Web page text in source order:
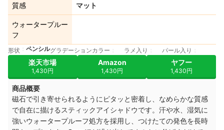
質感 マット
ウォータープルー
フ
形状 ペンシルグラデーションカラー ラメ入り パール入り
楽天市場
1,430円
Amazon
1,430円
ヤフー
1,430円
商品概要
磁石で引き寄せられるようにピタッと密着し、なめらかな質感
で自在に描けるスティックアイシャドウです。汗や水、湿気に
強いウォータープルーフ処方を採用し、つけたての発色を長時